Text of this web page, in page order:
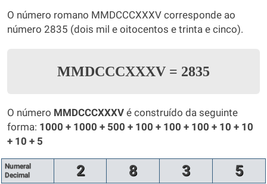
O número romano MMDCCCXXXV corresponde ao
número 2835 (dois mil e oitocentos e trinta e cinco).
MMDCCCXXXV = 2835
O número MMDCCCXXXV é construído da seguinte
forma: 1000 + 1000 + 500 + 100 + 100 + 100 + 10 + 10
+ 10 + 5
Numeral
Decimal
2 8 3 5